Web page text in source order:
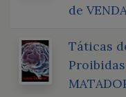
de
Táticas